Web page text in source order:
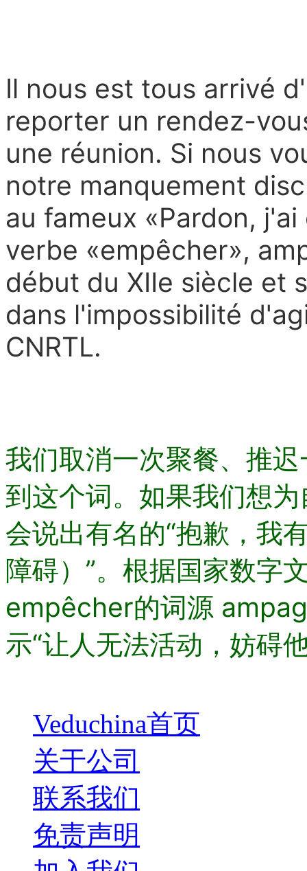
Il nous est tous arrivé
reporter un rendez-
une réunion. Si nous
notre manquement
au fameux «Pardon,
verbe «empêcher»,
début du XIIe siècle et
dans l'impossibilité
CNRTL.
我们取消一次聚餐、推
到这个词。如果我们想
会说出有名的“抱歉，我
障碍）”。根据国家数字
empêcher的词源
示“让人无法活动，妨碍
Veduchina首页
关于公司
联系我们
免责声明